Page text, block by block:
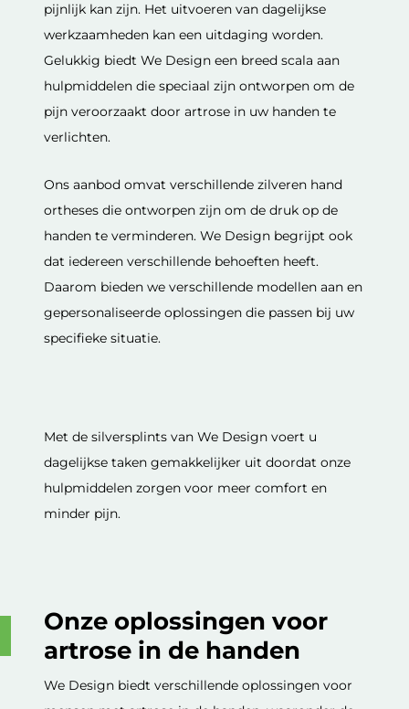
pijnlijk kan zijn. Het uitvoeren van dagelijkse
werkzaamheden kan een uitdaging worden.
Gelukkig biedt We Design een breed scala aan
hulpmiddelen die speciaal zijn ontworpen om de
pijn veroorzaakt door artrose in uw handen te
verlichten.
Ons aanbod omvat verschillende zilveren hand
ortheses die ontworpen zijn om de druk op de
handen te verminderen. We Design begrijpt ook
dat iedereen verschillende behoeften heeft.
Daarom bieden we verschillende modellen aan en
gepersonaliseerde oplossingen die passen bij uw
specifieke situatie.
Met de silversplints van We Design voert u
dagelijkse taken gemakkelijker uit doordat onze
hulpmiddelen zorgen voor meer comfort en
minder pijn.
Onze oplossingen voor
artrose in de handen
We Design biedt verschillende oplossingen voor